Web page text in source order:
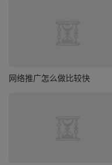
网络推广怎么做比较快